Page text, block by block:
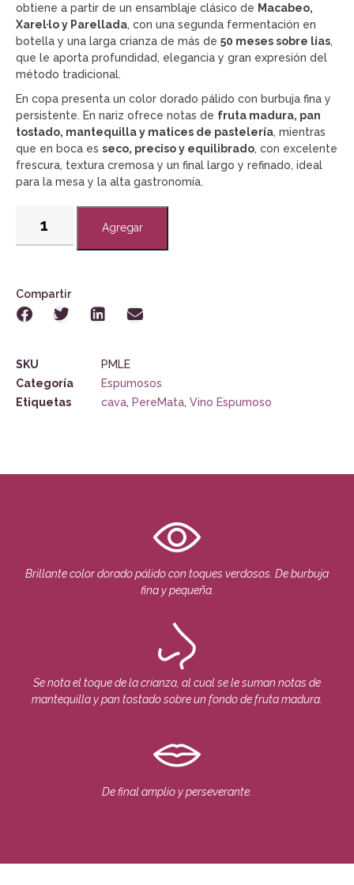
obtiene a partir de un ensamblaje clásico de Macabeo,
Xarel·lo y Parellada, con una segunda fermentación en
botella y una larga crianza de más de 50 meses sobre lías,
que le aporta profundidad, elegancia y gran expresión del
método tradicional.
En copa presenta un color dorado pálido con burbuja fina y
persistente. En nariz ofrece notas de fruta madura, pan
tostado, mantequilla y matices de pastelería, mientras
que en boca es seco, preciso y equilibrado, con excelente
frescura, textura cremosa y un final largo y refinado, ideal
para la mesa y la alta gastronomía.
Agregar
Compartir
SKU
PMLE
Categoría
Espumosos
Etiquetas
cava, PereMata, Vino Espumoso
Brillante color dorado pálido con toques verdosos. De burbuja
fina y pequeña.
Se nota el toque de la crianza, al cual se le suman notas de
mantequilla y pan tostado sobre un fondo de fruta madura.
De final amplio y perseverante.